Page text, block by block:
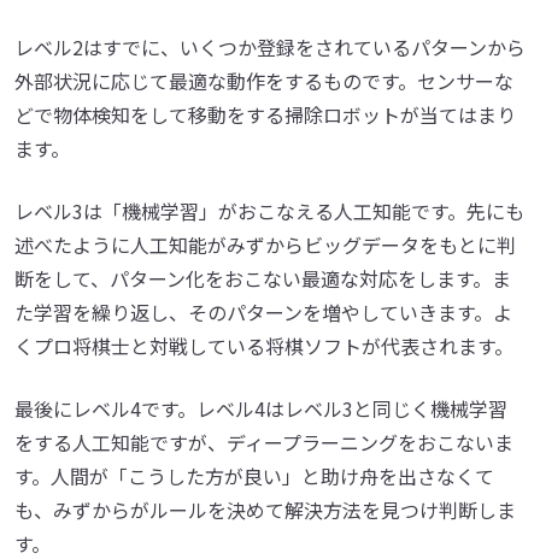
レベル2はすでに、いくつか登録をされているパターンから
外部状況に応じて最適な動作をするものです。センサーな
どで物体検知をして移動をする掃除ロボットが当てはまり
ます。
レベル3は「機械学習」がおこなえる人工知能です。先にも
述べたように人工知能がみずからビッグデータをもとに判
断をして、パターン化をおこない最適な対応をします。ま
た学習を繰り返し、そのパターンを増やしていきます。よ
くプロ将棋士と対戦している将棋ソフトが代表されます。
最後にレベル4です。レベル4はレベル3と同じく機械学習
をする人工知能ですが、ディープラーニングをおこないま
す。人間が「こうした方が良い」と助け舟を出さなくて
も、みずからがルールを決めて解決方法を見つけ判断しま
す。